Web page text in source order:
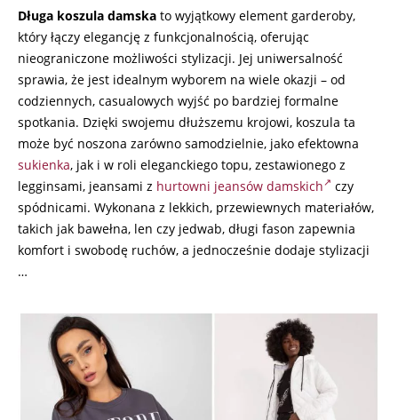
Długa koszula damska to wyjątkowy element garderoby,
który łączy elegancję z funkcjonalnością, oferując
nieograniczone możliwości stylizacji. Jej uniwersalność
sprawia, że jest idealnym wyborem na wiele okazji – od
codziennych, casualowych wyjść po bardziej formalne
spotkania. Dzięki swojemu dłuższemu krojowi, koszula ta
może być noszona zarówno samodzielnie, jako efektowna
sukienka, jak i w roli eleganckiego topu, zestawionego z
legginsami, jeansami z hurtowni jeansów damskich
czy
spódnicami. Wykonana z lekkich, przewiewnych materiałów,
takich jak bawełna, len czy jedwab, długi fason zapewnia
komfort i swobodę ruchów, a jednocześnie dodaje stylizacji
…